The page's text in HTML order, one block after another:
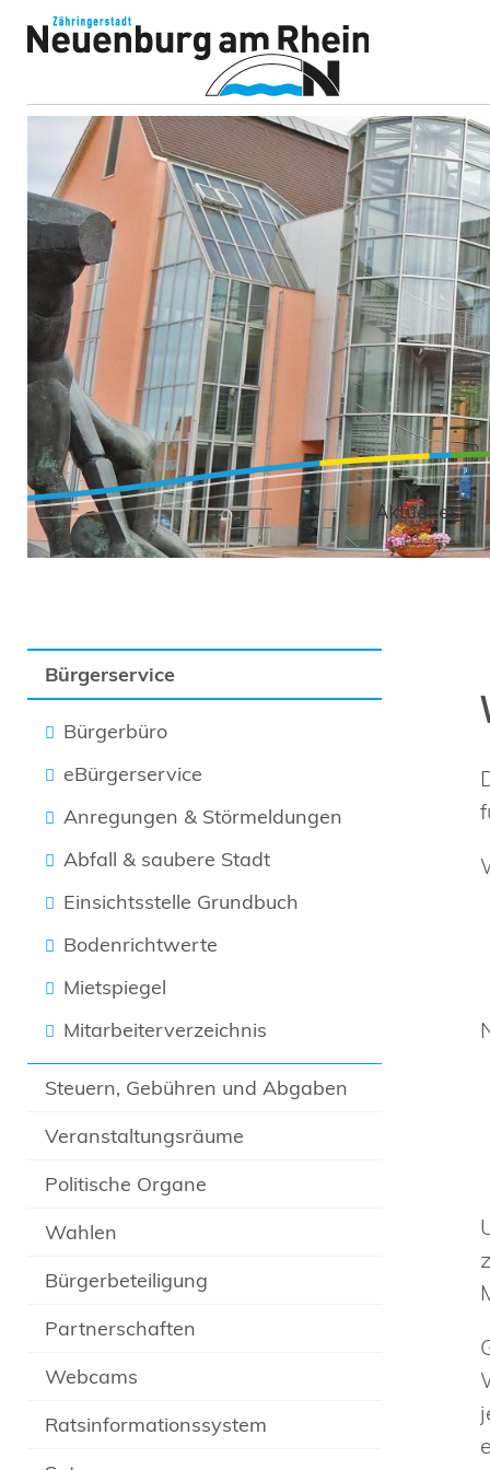
Aktuelles
Bürgerservice
Bürgerbüro
eBürgerservice
Anregungen & Störmeldungen
Abfall & saubere Stadt
Einsichtsstelle Grundbuch
Bodenrichtwerte
Mietspiegel
Mitarbeiterverzeichnis
Steuern, Gebühren und Abgaben
Veranstaltungsräume
Politische Organe
Wahlen
Bürgerbeteiligung
Partnerschaften
Webcams
Ratsinformationssystem